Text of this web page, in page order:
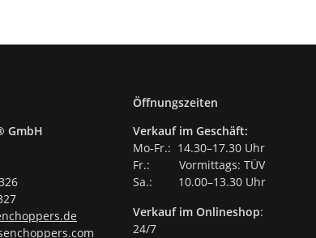
GmbH
de
Öffnungszeiten
Verkauf im Geschäft:
Mo-Fr.: 14.30–17.30 Uhr
Fr.: Vormittags: TÜV
Sa.: 10.00–13.30 Uhr
Verkauf im Onlineshop:
24/7